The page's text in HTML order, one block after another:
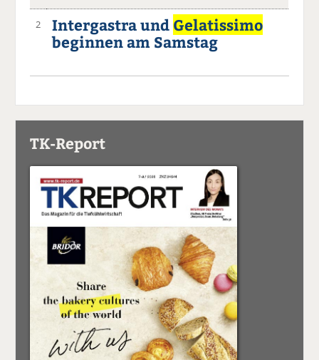
2 Intergastra und Gelatissimo
beginnen am Samstag
TK-Report